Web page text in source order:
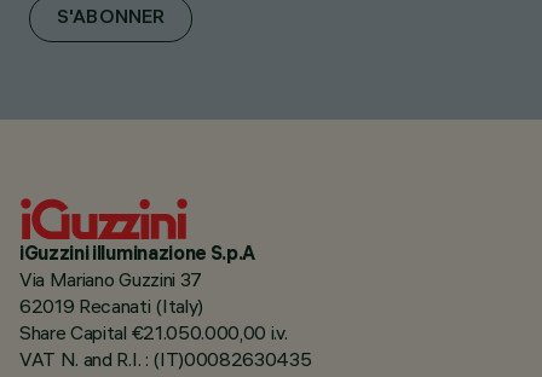
S'ABONNER
iGuzzini illuminazione S.p.A
Via Mariano Guzzini 37
62019 Recanati (Italy)
Share Capital €21.050.000,00 i.v.
VAT N. and R.I. : (IT)00082630435